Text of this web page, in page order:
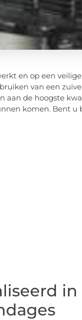
en op een
van een
aan de hoogste
komen. Bent